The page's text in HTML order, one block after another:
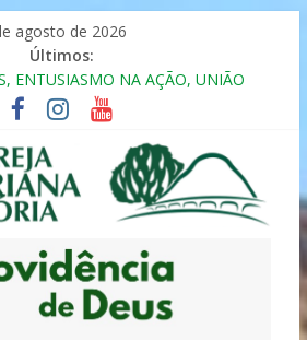
agosto de 2026
Últimos:
ENTUSIASMO NA AÇÃO, UNIÃO
Ensino e Relacionamento com